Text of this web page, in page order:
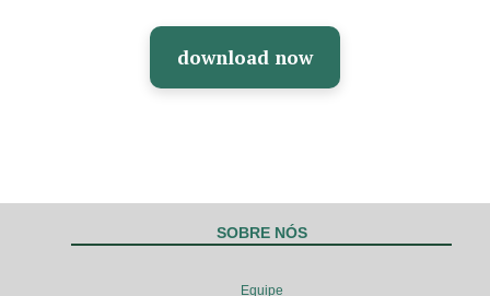
download now
SOBRE NÓS
Equipe